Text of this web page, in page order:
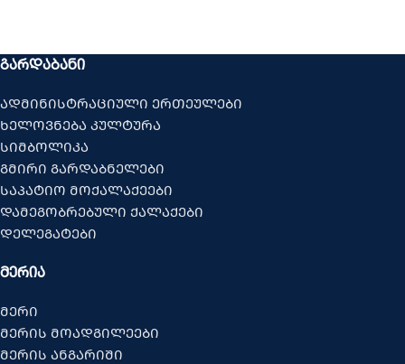
ᲒᲐᲠᲓᲐᲑᲐᲜᲘ
ადმინისტრაციული ერთეულები
ხელოვნება კულტურა
სიმბოლიკა
გმირი გარდაბნელები
საპატიო მოქალაქეები
დამეგობრებული ქალაქები
დელეგატები
ᲛᲔᲠᲘᲐ
მერი
მერის მოადგილეები
მერის ანგარიში